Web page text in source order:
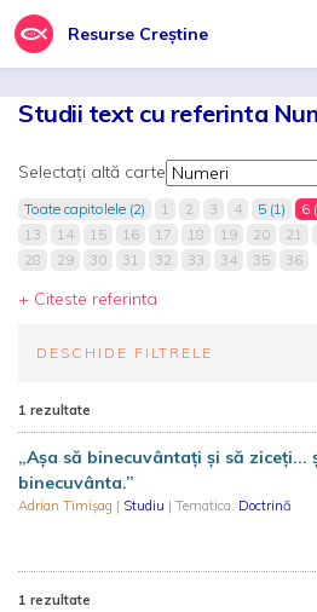
Resurse Creștine
Studii text cu referinta
Selectați altă carte
Toate capitolele (2) 1 2 3 4 5 (1) 6
13
14 15 16 17 18 19 20 21
28
29 30 31 32 33 34 35 36
+ Citeste referinta
DESCHIDE FILTRELE
1 rezultate
„Așa să binecuvântați și să ziceți...
binecuvânta.”
Adrian Timișag | Studiu | Tematica: Doctrină
1 rezultate